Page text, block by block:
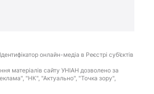
онлайн-медіа в Реєстрі суб’єктів
матеріалів сайту УНІАН дозволено за
"НК", "Актуально", "Точка зору",